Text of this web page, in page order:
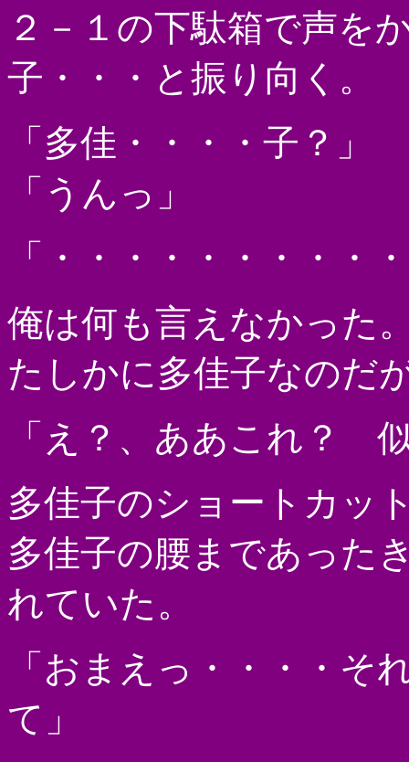
２－１の下駄箱で声を
子・・・と振り向く。
「多佳・・・・子？」
「うんっ」
「・・・・・・・・・
俺は何も言えなかった
たしかに多佳子なのだ
「え？、ああこれ？
多佳子のショートカッ
多佳子の腰まであった
れていた。
「おまえっ・・・・そ
て」